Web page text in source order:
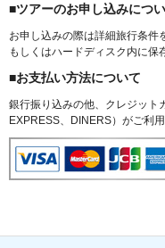
■ツアーのお申し込みにつ
お申し込みの際は詳細旅行条件
もしくはハードディスク内に保
■お支払い方法について
銀行振り込みの他、クレジット
EXPRESS、DINERS）がご利用